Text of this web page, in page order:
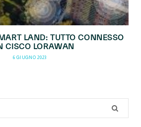
LAND: TUTTO CONNESSO
CISCO LORAWAN
6 GIUGNO 2023